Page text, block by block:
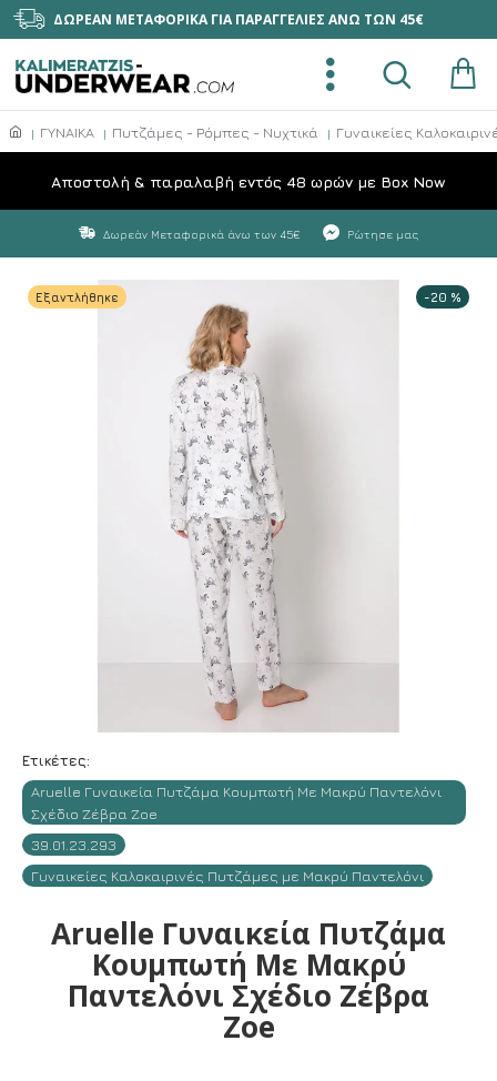
ΔΩΡΕΑΝ ΜΕΤΑΦΟΡΙΚΑ ΓΙΑ ΠΑΡΑΓΓΕΛΙΕΣ ΑΝΩ ΤΩΝ 45€
ΓΥΝΑΙΚΑ Πυτζάμες - Ρόμπες - Νυχτικά Γυναικείες
Aποστολή & παραλαβή εντός 48 ωρών με Box Now
Δωρεάν Μεταφορικά άνω των 45€ Ρώτησε μας
-20 %
Εξαντλήθηκε
Ετικέτες:
Aruelle Γυναικεία Πυτζάμα Κουμπωτή Με Μακρύ Παντελόνι
Σχέδιο Ζέβρα Zoe
39.01.23.293
Γυναικείες Καλοκαιρινές Πυτζάμες με Μακρύ Παντελόνι
Aruelle Γυναικεία Πυτζάμα
Κουμπωτή Με Μακρύ
Παντελόνι Σχέδιο Ζέβρα
Zoe